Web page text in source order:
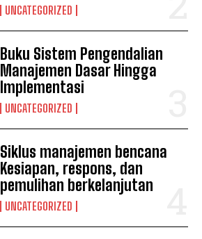
UNCATEGORIZED
Buku Sistem Pengendalian
Manajemen Dasar Hingga
Implementasi
UNCATEGORIZED
Siklus manajemen bencana
Kesiapan, respons, dan
pemulihan berkelanjutan
UNCATEGORIZED